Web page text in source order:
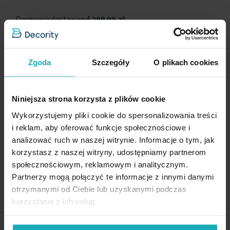
Zgoda Szczegóły O plikach cookies
Niniejsza strona korzysta z plików cookie
Wykorzystujemy pliki cookie do spersonalizowania treści
i reklam, aby oferować funkcje społecznościowe i
analizować ruch w naszej witrynie. Informacje o tym, jak
korzystasz z naszej witryny, udostępniamy partnerom
społecznościowym, reklamowym i analitycznym.
Partnerzy mogą połączyć te informacje z innymi danymi
otrzymanymi od Ciebie lub uzyskanymi podczas
korzystania z ich usług.
Darmowa dostawaod 299,99 zł
Inne produkty z kolekcji:Pierre Cardin
Dane techniczne
Więcej
informacji
SKU
461760
Rozmiar (szer. x dł.)
30 x 50 cm
Szerokość
30 cm
Opis
Ręcznik z ekskluzywnej kolekcji Pierre Cardin to elegancki i
funkcjonalny dodatek do Twojej łazienki. Wykonany z
najwyższejjakości bawełny
subtelne,logo Pierre Cardin,co dodaje mu nuty luksusu i
Konserwacja
Suszyć w niskiej temperaturze
High-contrast mode